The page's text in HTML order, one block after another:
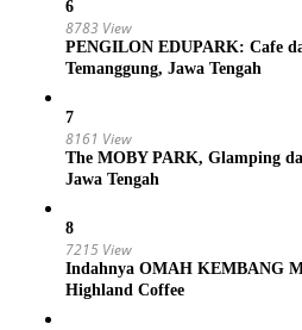
6
8783 View
PENGILON EDUPARK: Cafe
Temanggung, Jawa Tengah
7
8161 View
The MOBY PARK, Glamping
Jawa Tengah
8
7215 View
Indahnya OMAH KEMBANG
Highland Coffee